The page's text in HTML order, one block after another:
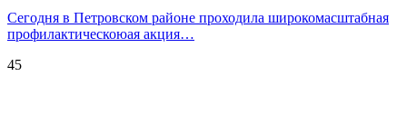
Сегодня в Петровском районе проходила широкомасштабная
профилактическоюая акция…
45